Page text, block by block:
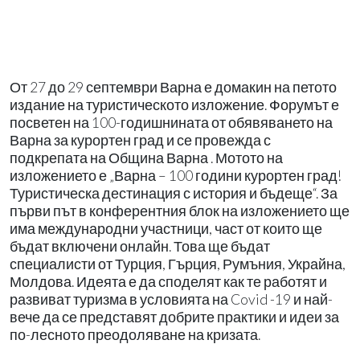
От 27 до 29 септември Варна е домакин на петото
издание на туристическото изложение. Форумът е
посветен на 100-годишнината от обявяването на
Варна за курортен град и се провежда с
подкрепата на Община Варна . Мотото на
изложението е „Варна – 100 години курортен град!
Туристическа дестинация с история и бъдеще“. За
първи път в конферентния блок на изложението ще
има международни участници, част от които ще
бъдат включени онлайн. Това ще бъдат
специалисти от Турция, Гърция, Румъния, Украйна,
Молдова. Идеята е да споделят как те работят и
развиват туризма в условията на Covid -19 и най-
вече да се представят добрите практики и идеи за
по-лесното преодоляване на кризата.